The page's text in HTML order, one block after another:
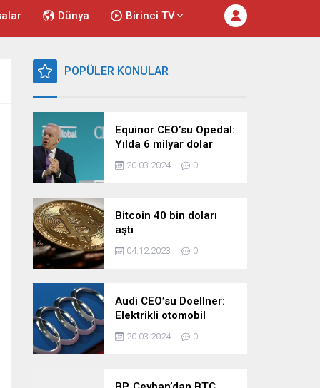
Dünya Birinci TV
POPÜLER KONULAR
Equinor CEO’su Opedal:
Yılda 6 milyar dolar
harcıyoruz
20.03.2024 0
Bitcoin 40 bin doları
aştı
04.12.2023 0
Audi CEO’su Doellner:
Elektrikli otomobil
stratejimize sadık
kalacağız
20.03.2024 0